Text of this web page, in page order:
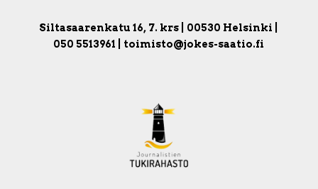
Siltasaarenkatu 16, 7. krs | 00530 Helsinki |
050 5513961 | toimisto@jokes-saatio.fi